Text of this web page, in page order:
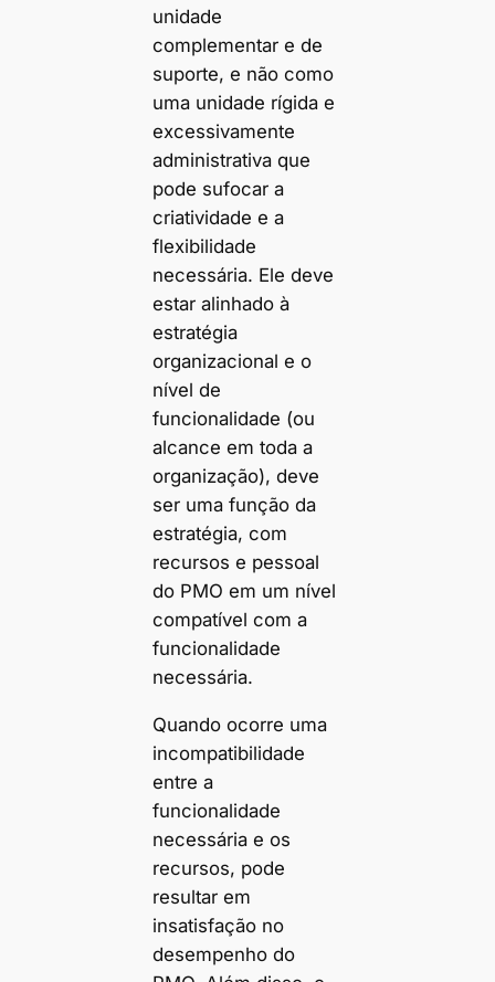
unidade
complementar e de
suporte, e não como
uma unidade rígida e
excessivamente
administrativa que
pode sufocar a
criatividade e a
flexibilidade
necessária. Ele deve
estar alinhado à
estratégia
organizacional e o
nível de
funcionalidade (ou
alcance em toda a
organização), deve
ser uma função da
estratégia, com
recursos e pessoal
do PMO em um nível
compatível com a
funcionalidade
necessária.
Quando ocorre uma
incompatibilidade
entre a
funcionalidade
necessária e os
recursos, pode
resultar em
insatisfação no
desempenho do